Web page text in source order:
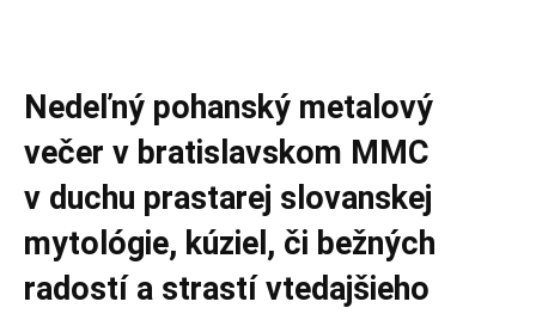
Nedeľný pohanský metalový
večer v bratislavskom MMC
v duchu prastarej slovanskej
mytológie, kúziel, či bežných
radostí a strastí vtedajšieho